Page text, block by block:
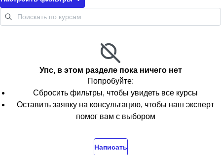
Упс, в этом разделе пока ничего нет
Попробуйте:
Сбросить фильтры, чтобы увидеть все курсы
Оставить заявку на консультацию, чтобы наш эксперт
помог вам с выбором
Написать